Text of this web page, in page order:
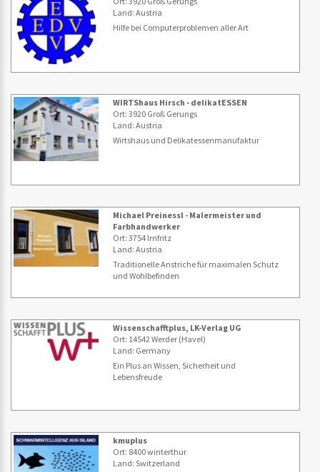
Land: Austria
Hilfe bei Computerproblemen aller Art
WIRTShaus Hirsch - delikatESSEN
Ort: 3920 Groß Gerungs
Land: Austria
Wirtshaus und Delikatessenmanufaktur
Michael Preinessl - Malermeister und
Farbhandwerker
Ort: 3754 Irnfritz
Land: Austria
Traditionelle Anstriche für maximalen Schutz
und Wohlbefinden
Wissenschafftplus, LK-Verlag UG
Ort: 14542 Werder (Havel)
Land: Germany
Ein Plus an Wissen, Sicherheit und
Lebensfreude
kmuplus
Ort: 8400 winterthur
Land: Switzerland